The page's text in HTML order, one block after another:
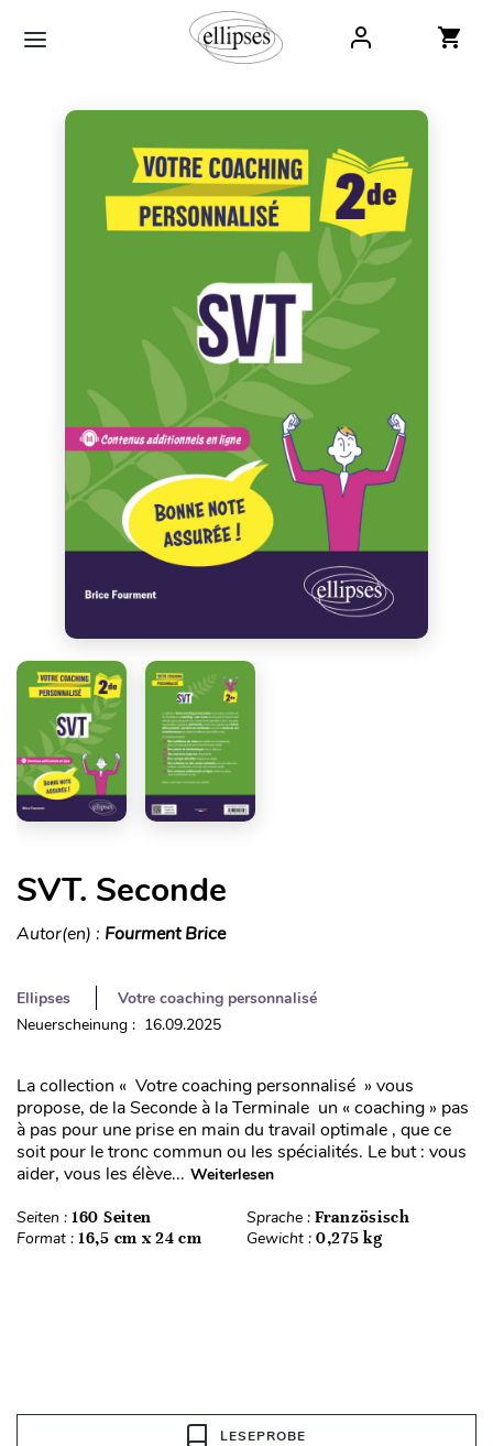
SVT. Seconde
Autor(en) : Fourment Brice
Ellipses
Votre coaching personnalisé
Neuerscheinung : 16.09.2025
La collection « Votre coaching personnalisé » vous
propose, de la Seconde à la Terminale un « coaching » pas
à pas pour une prise en main du travail optimale , que ce
soit pour le tronc commun ou les spécialités. Le but : vous
aider, vous les élève... Weiterlesen
Seiten : 160 Seiten Sprache : Französisch
Format : 16,5 cm x 24 cm Gewicht : 0,275 kg
LESEPROBE